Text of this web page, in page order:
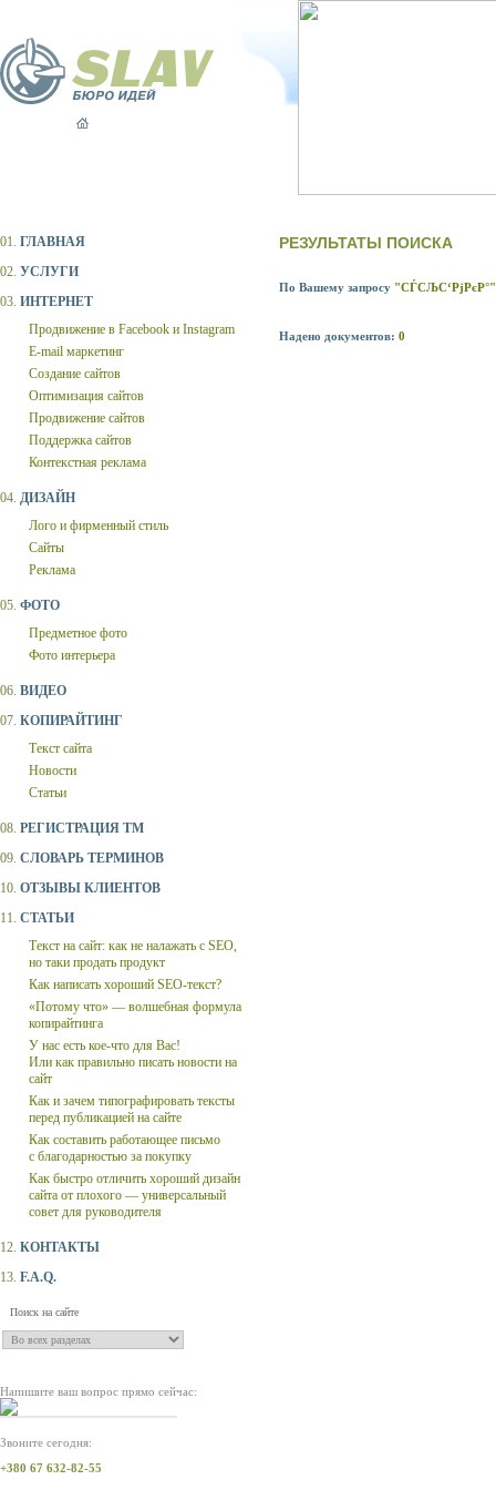
01. ГЛАВНАЯ
02. УСЛУГИ
03. ИНТЕРНЕТ
Продвижение в Facebook и Instagram
E-mail маркетинг
Создание сайтов
Оптимизация сайтов
Продвижение сайтов
Поддержка сайтов
Контекстная реклама
04. ДИЗАЙН
Лого и фирменный стиль
Сайты
Реклама
05. ФОТО
Предметное фото
Фото интерьера
06. ВИДЕО
07. КОПИРАЙТИНГ
Текст сайта
Новости
Статьи
08. РЕГИСТРАЦИЯ ТМ
09. СЛОВАРЬ ТЕРМИНОВ
10. ОТЗЫВЫ КЛИЕНТОВ
11. СТАТЬИ
Текст на сайт: как не налажать с SEO,
но таки продать продукт
Как написать хороший SEO-текст?
«Потому что» — волшебная формула
копирайтинга
У нас есть кое-что для Вас!
Или как правильно писать новости на
сайт
Как и зачем типографировать тексты
перед публикацией на сайте
Как составить работающее письмо
с благодарностью за покупку
Как быстро отличить хороший дизайн
сайта от плохого — универсальный
совет для руководителя
12. КОНТАКТЫ
13. F.A.Q.
Напишите ваш вопрос прямо сейчас:
Звоните сегодня:
+380 67 632-82-55
РЕЗУЛЬТАТЫ ПОИСКА
По Вашему запросу "СЃСЉС‘РјРєР°"
Надено документов: 0